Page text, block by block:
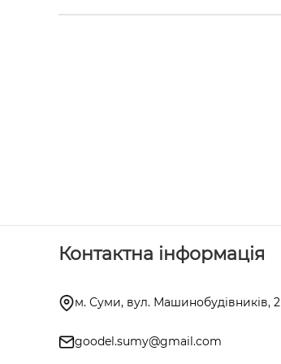
Контактна інформація
м. Суми, вул. Машинобудівників, 2
goodel.sumy@gmail.com